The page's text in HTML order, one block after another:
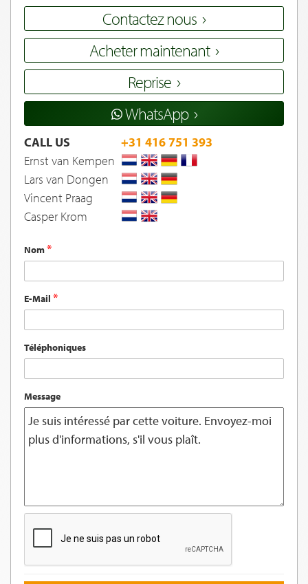
Contactez nous
Acheter maintenant
Reprise
WhatsApp
CALL US
+31 416 751 393
Ernst van Kempen
Lars van Dongen
Vincent Praag
Casper Krom
Nom
E-Mail
Téléphoniques
Message